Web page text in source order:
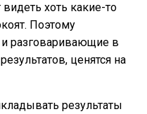
видеть хоть какие-то
Поэтому
разговаривающие в
ценятся на
результаты